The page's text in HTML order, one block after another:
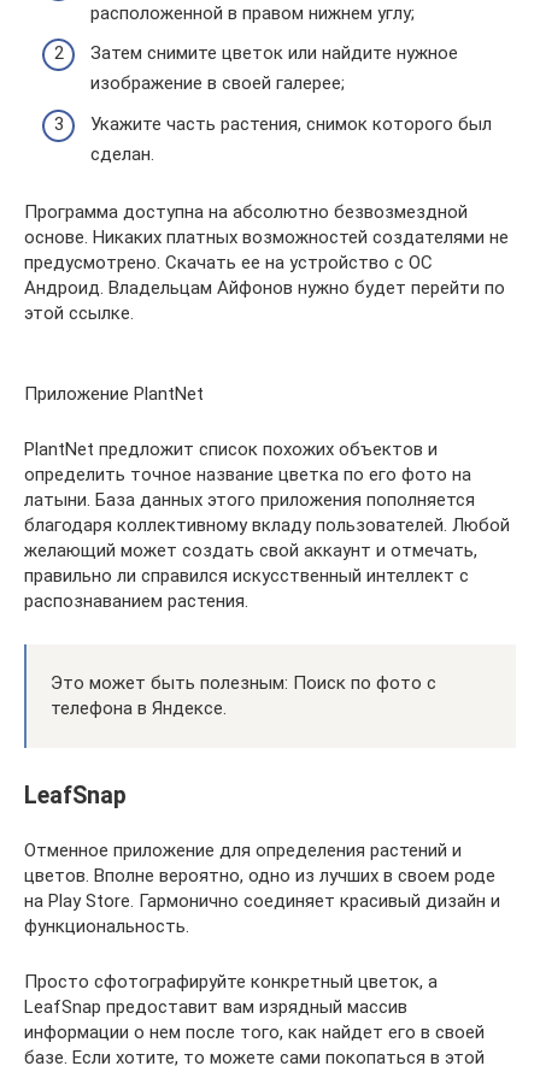
расположенной в правом нижнем углу;
Затем снимите цветок или найдите нужное
изображение в своей галерее;
Укажите часть растения, снимок которого был
сделан.
Программа доступна на абсолютно безвозмездной
основе. Никаких платных возможностей создателями не
предусмотрено. Скачать ее на устройство с ОС
Андроид. Владельцам Айфонов нужно будет перейти по
этой ссылке.
Приложение PlantNet
PlantNet предложит список похожих объектов и
определить точное название цветка по его фото на
латыни. База данных этого приложения пополняется
благодаря коллективному вкладу пользователей. Любой
желающий может создать свой аккаунт и отмечать,
правильно ли справился искусственный интеллект с
распознаванием растения.
Это может быть полезным: Поиск по фото с
телефона в Яндексе.
LeafSnap
Отменное приложение для определения растений и
цветов. Вполне вероятно, одно из лучших в своем роде
на Play Store. Гармонично соединяет красивый дизайн и
функциональность.
Просто сфотографируйте конкретный цветок, а
LeafSnap предоставит вам изрядный массив
информации о нем после того, как найдет его в своей
базе. Если хотите, то можете сами покопаться в этой